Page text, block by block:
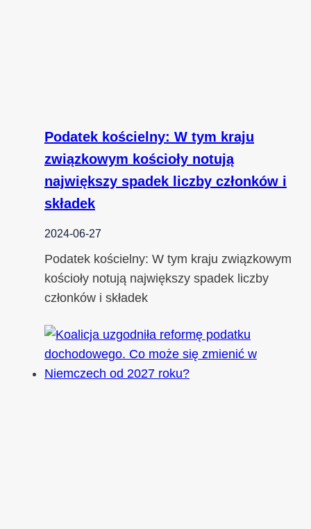
Podatek kościelny: W tym kraju
związkowym kościoły notują
największy spadek liczby członków i
składek
2024-06-27
Podatek kościelny: W tym kraju związkowym
kościoły notują największy spadek liczby
członków i składek